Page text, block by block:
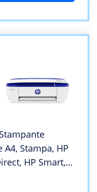
Stampa, HP
HP Smart,
4